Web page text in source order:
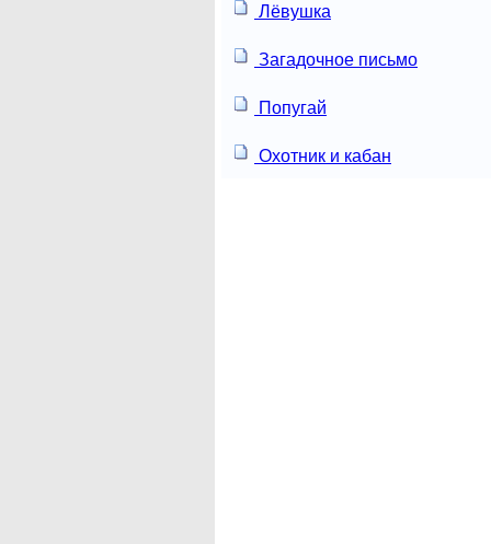
Лёвушка
Загадочное письмо
Попугай
Охотник и кабан